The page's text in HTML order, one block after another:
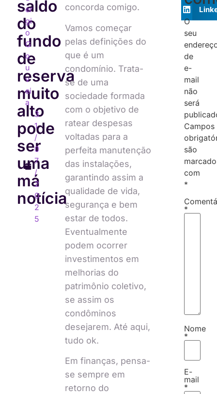
saldo
do
fundo
de
reserva
muito
alto
pode
ser
uma
má
notícia
er
gi
o
G
o
u
v
ei
a
3
1
/
0
7
/
2
0
2
5
concorda comigo.
Vamos começar
pelas definições do
que é um
condomínio. Trata-
se de uma
sociedade formada
com o objetivo de
ratear despesas
voltadas para a
perfeita manutenção
das instalações,
garantindo assim a
qualidade de vida,
segurança e bem
estar de todos.
Eventualmente
podem ocorrer
investimentos em
melhorias do
patrimônio coletivo,
se assim os
condôminos
desejarem. Até aqui,
tudo ok.
Em finanças, pensa-
se sempre em
retorno do
O
seu
de
e-
mail
não
será
Campos
são
com
*
*
Nome
*
E-
mail
*